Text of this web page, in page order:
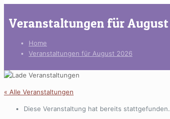
Veranstaltungen für August
Home
Veranstaltungen für August 2026
« Alle Veranstaltungen
Diese Veranstaltung hat bereits stattgefunden.